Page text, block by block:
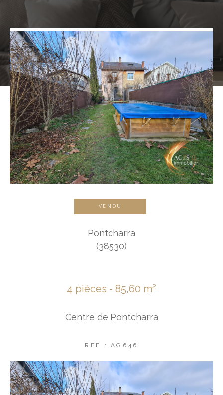
VENDU
Pontcharra
(38530)
4 pièces - 85,60 m²
Centre de Pontcharra
REF : AG646